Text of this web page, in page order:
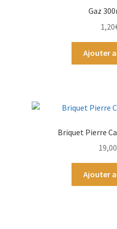
Gaz
1,20
Ajouter
Briquet Pierre
19,00
Ajouter